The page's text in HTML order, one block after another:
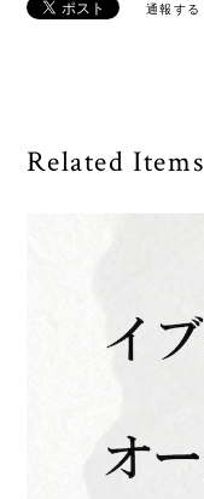
通報する
Related Items